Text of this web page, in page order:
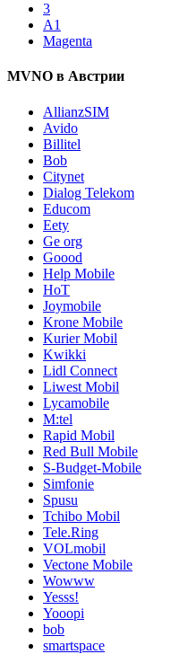
3
A1
Magenta
MVNO в Австрии
AllianzSIM
Avido
Billitel
Bob
Citynet
Dialog Telekom
Educom
Eety
Ge org
Goood
Help Mobile
HoT
Joymobile
Krone Mobile
Kurier Mobil
Kwikki
Lidl Connect
Liwest Mobil
Lycamobile
M:tel
Rapid Mobil
Red Bull Mobile
S-Budget-Mobile
Simfonie
Spusu
Tchibo Mobil
Tele.Ring
VOLmobil
Vectone Mobile
Wowww
Yesss!
Yooopi
bob
smartspace